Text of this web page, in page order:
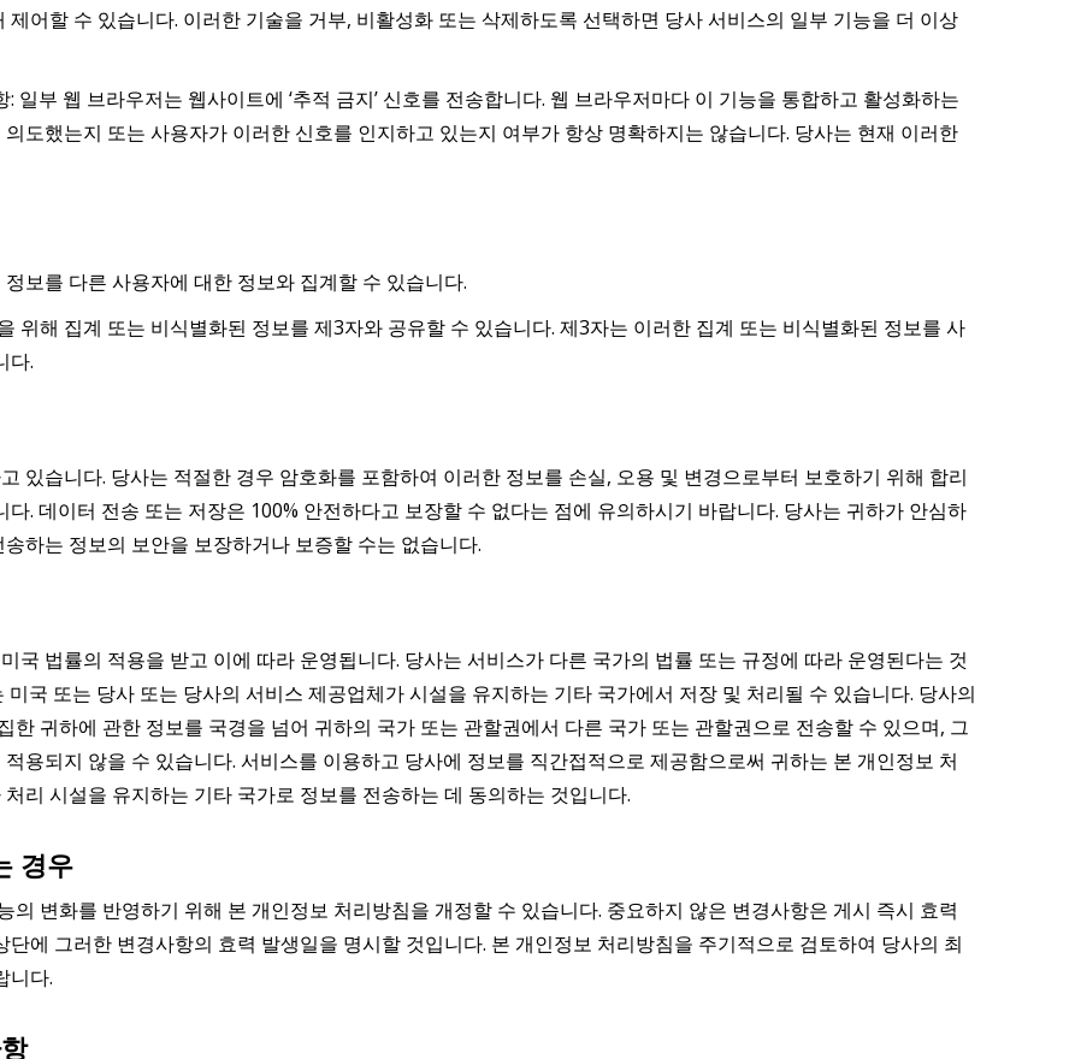
어할 수 있습니다. 이러한 기술을 거부, 비활성화 또는 삭제하도록 선택하면 당사 서비스의 일부 기능을 더 이상
일부 웹 브라우저는 웹사이트에 ‘추적 금지’ 신호를 전송합니다. 웹 브라우저마다 이 기능을 통합하고 활성화하는
도했는지 또는 사용자가 이러한 신호를 인지하고 있는지 여부가 항상 명확하지는 않습니다. 당사는 현재 이러한
보를 다른 사용자에 대한 정보와 집계할 수 있습니다.
위해 집계 또는 비식별화된 정보를 제3자와 공유할 수 있습니다. 제3자는 이러한 집계 또는 비식별화된 정보를 사
다.
있습니다. 당사는 적절한 경우 암호화를 포함하여 이러한 정보를 손실, 오용 및 변경으로부터 보호하기 위해 합리
. 데이터 전송 또는 저장은 100% 안전하다고 보장할 수 없다는 점에 유의하시기 바랍니다. 당사는 귀하가 안심하
하는 정보의 보안을 보장하거나 보증할 수는 없습니다.
국 법률의 적용을 받고 이에 따라 운영됩니다. 당사는 서비스가 다른 국가의 법률 또는 규정에 따라 운영된다는 것
국 또는 당사 또는 당사의 서비스 제공업체가 시설을 유지하는 기타 국가에서 저장 및 처리될 수 있습니다. 당사의
귀하에 관한 정보를 국경을 넘어 귀하의 국가 또는 관할권에서 다른 국가 또는 관할권으로 전송할 수 있으며, 그
용되지 않을 수 있습니다. 서비스를 이용하고 당사에 정보를 직간접적으로 제공함으로써 귀하는 본 개인정보 처
리 시설을 유지하는 기타 국가로 정보를 전송하는 데 동의하는 것입니다.
경우
의 변화를 반영하기 위해 본 개인정보 처리방침을 개정할 수 있습니다. 중요하지 않은 변경사항은 게시 즉시 효력
에 그러한 변경사항의 효력 발생일을 명시할 것입니다. 본 개인정보 처리방침을 주기적으로 검토하여 당사의 최
니다.